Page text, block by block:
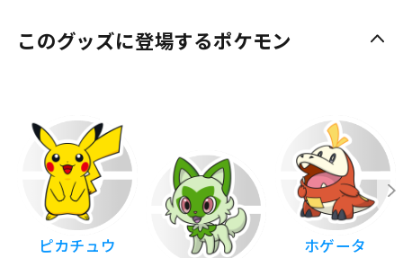
このグッズに登場するポケモン
ピカチュウ
ホゲータ